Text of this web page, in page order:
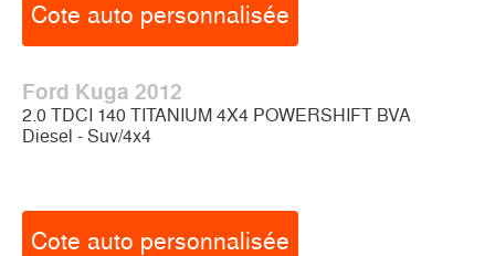
Cote auto personnalisée
Ford Kuga 2012
2.0 TDCI 140 TITANIUM 4X4 POWERSHIFT BVA
Diesel - Suv/4x4
Cote auto personnalisée